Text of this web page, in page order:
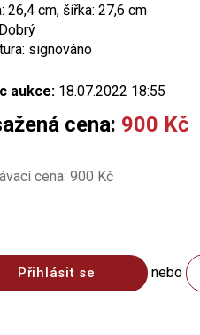
26,4 cm, šířka: 27,6 cm
signováno
aukce: 18.07.2022 18:55
cena: 900 Kč
cena: 900 Kč
Přihlásit se nebo